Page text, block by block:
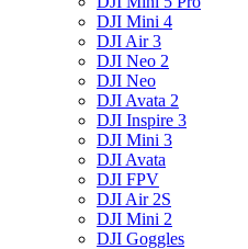
DJI Mini 4
DJI Air 3
DJI Neo 2
DJI Neo
DJI Avata 2
DJI Inspire 3
DJI Mini 3
DJI Avata
DJI FPV
DJI Air 2S
DJI Mini 2
DJI Goggles